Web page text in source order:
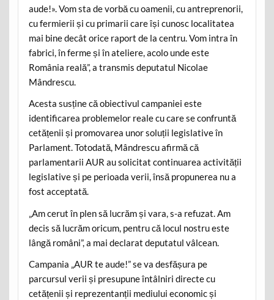
aude!». Vom sta de vorbă cu oamenii, cu antreprenorii,
cu fermierii și cu primarii care își cunosc localitatea
mai bine decât orice raport de la centru. Vom intra în
fabrici, în ferme și în ateliere, acolo unde este
România reală”, a transmis deputatul Nicolae
Mândrescu.
Acesta susține că obiectivul campaniei este
identificarea problemelor reale cu care se confruntă
cetățenii și promovarea unor soluții legislative în
Parlament. Totodată, Mândrescu afirmă că
parlamentarii AUR au solicitat continuarea activității
legislative și pe perioada verii, însă propunerea nu a
fost acceptată.
„Am cerut în plen să lucrăm și vara, s-a refuzat. Am
decis să lucrăm oricum, pentru că locul nostru este
lângă români”, a mai declarat deputatul vâlcean.
Campania „AUR te aude!” se va desfășura pe
parcursul verii și presupune întâlniri directe cu
cetățenii și reprezentanții mediului economic și